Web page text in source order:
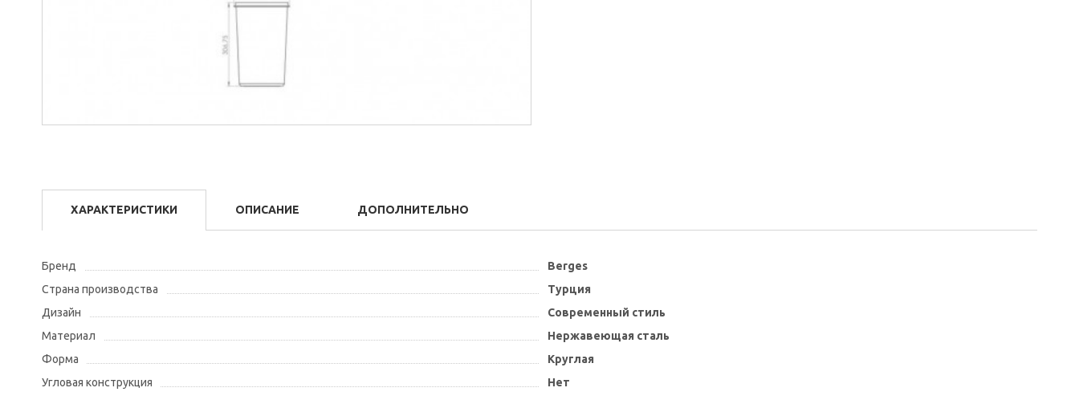
ХАРАКТЕРИСТИКИ ОПИСАНИЕ ДОПОЛНИТЕЛЬНО
Бренд
Berges
Страна производства
Турция
Дизайн
Современный стиль
Материал
Нержавеющая сталь
Форма
Круглая
Угловая конструкция
Нет